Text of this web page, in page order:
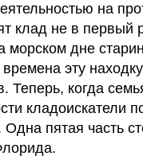
на
клад не в первый
морском дне
эту
Теперь, когда
кладоискатели
пятая часть